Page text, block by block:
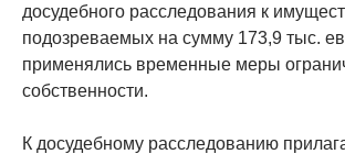
досудебного расследования к
подозреваемых на сумму 173,9 тыс.
применялись временные меры
собственности.
К досудебному расследованию